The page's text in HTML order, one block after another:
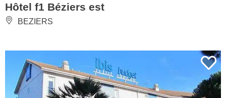
Hôtel f1 Béziers est
BEZIERS